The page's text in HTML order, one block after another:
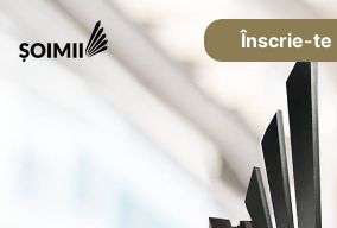
Înscrie-te